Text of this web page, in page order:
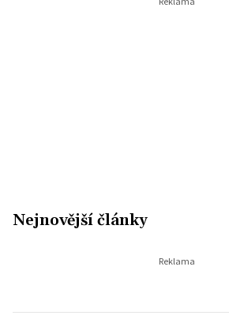
Nejnovější články